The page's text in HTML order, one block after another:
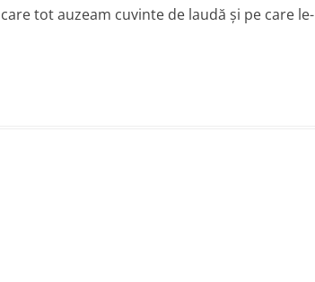
tot auzeam cuvinte de laudă şi pe care le-